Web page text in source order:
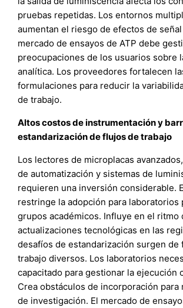
pruebas repetidas. Los entornos
aumentan el riesgo de efectos de señal
mercado de ensayos de ATP debe
preocupaciones de los usuarios sobre
analítica. Los proveedores fortalecen
formulaciones para reducir la
de trabajo.
Altos costos de instrumentación y
estandarización de flujos de trabajo
Los lectores de microplacas
de automatización y sistemas de
requieren una inversión considerable.
restringe la adopción para laboratorios
grupos académicos. Influye en el ritmo
actualizaciones tecnológicas en las
desafíos de estandarización surgen de
trabajo diversos. Los laboratorios
capacitado para gestionar la ejecución
Crea obstáculos de incorporación para
de investigación. El mercado de